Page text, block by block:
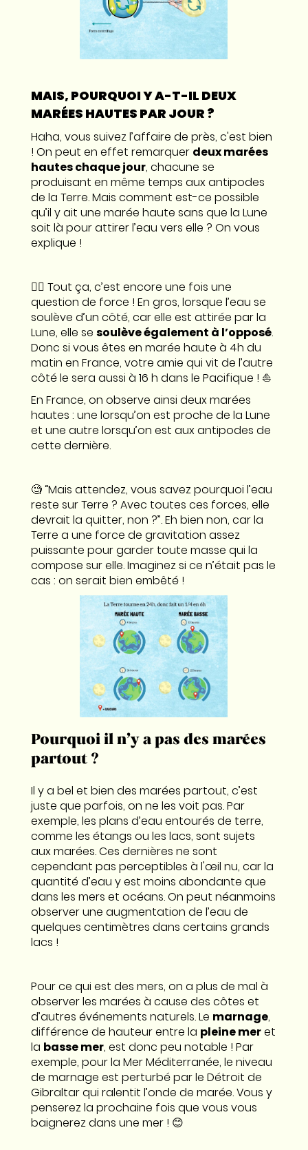
MAIS, POURQUOI Y A-T-IL DEUX
MARÉES HAUTES PAR JOUR ?
Haha, vous suivez l’affaire de près, c'est bien
! On peut en effet remarquer deux marées
hautes chaque jour, chacune se
produisant en même temps aux antipodes
de la Terre. Mais comment est-ce possible
qu’il y ait une marée haute sans que la Lune
soit là pour attirer l’eau vers elle ? On vous
explique !
👉🏼 Tout ça, c’est encore une fois une
question de force ! En gros, lorsque l’eau se
soulève d’un côté, car elle est attirée par la
Lune, elle se soulève également à l’opposé.
Donc si vous êtes en marée haute à 4h du
matin en France, votre amie qui vit de l’autre
côté le sera aussi à 16 h dans le Pacifique ! ⛵️
En France, on observe ainsi deux marées
hautes : une lorsqu’on est proche de la Lune
et une autre lorsqu’on est aux antipodes de
cette dernière.
🧐 “Mais attendez, vous savez pourquoi l’eau
reste sur Terre ? Avec toutes ces forces, elle
devrait la quitter, non ?”. Eh bien non, car la
Terre a une force de gravitation assez
puissante pour garder toute masse qui la
compose sur elle. Imaginez si ce n’était pas le
cas : on serait bien embêté !
Pourquoi il n’y a pas des marées
partout ?
Il y a bel et bien des marées partout, c’est
juste que parfois, on ne les voit pas. Par
exemple, les plans d’eau entourés de terre,
comme les étangs ou les lacs, sont sujets
aux marées. Ces dernières ne sont
cependant pas perceptibles à l'œil nu, car la
quantité d’eau y est moins abondante que
dans les mers et océans. On peut néanmoins
observer une augmentation de l’eau de
quelques centimètres dans certains grands
lacs !
Pour ce qui est des mers, on a plus de mal à
observer les marées à cause des côtes et
d’autres événements naturels. Le marnage,
différence de hauteur entre la pleine meret
la basse mer, est donc peu notable ! Par
exemple, pour la Mer Méditerranée, le niveau
de marnage est perturbé par le Détroit de
Gibraltar qui ralentit l’onde de marée. Vous y
penserez la prochaine fois que vous vous
baignerez dans une mer ! 😊